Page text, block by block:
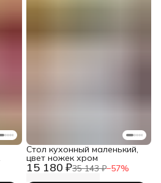
15 180 ₽35 143 ₽−57%
Стол кухонный маленький,
цвет ножек хром